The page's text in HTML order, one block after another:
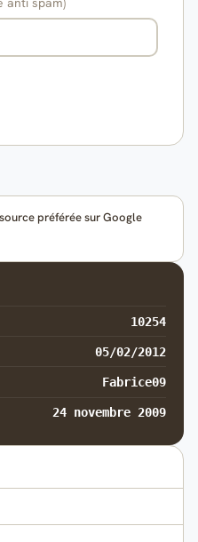
préférée sur Google
10254
05/02/2012
Fabrice09
24 novembre 2009